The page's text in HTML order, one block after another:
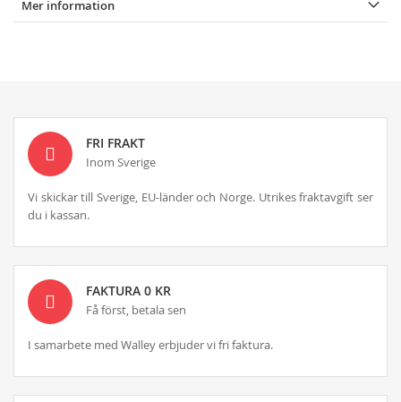
Mer information
FRI FRAKT
Inom Sverige
Vi skickar till Sverige, EU-länder och Norge. Utrikes fraktavgift ser
du i kassan.
FAKTURA 0 KR
Få först, betala sen
I samarbete med Walley erbjuder vi fri faktura.